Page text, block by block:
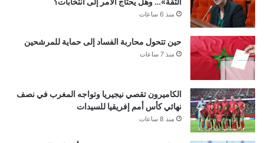
منذ 6 ساعات
حين تتحول محاربة الفساد إلى حماية للمرشحين
منذ 7 ساعات
الكاميرون تقصي نيجيريا وتواجه المغرب في نصف
نهائي كأس أمم إفريقيا للسيدات
منذ 8 ساعات